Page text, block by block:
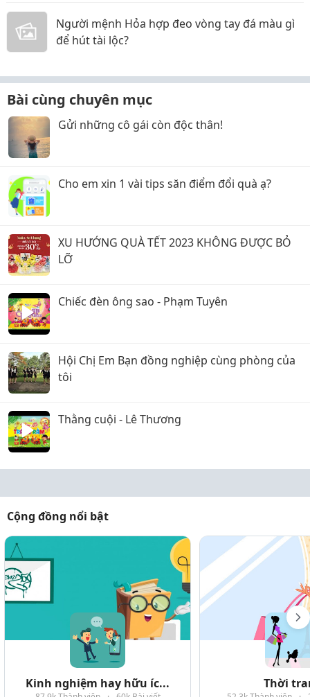
Người mệnh Hỏa hợp đeo vòng tay đá màu gì
để hút tài lộc?
Bài cùng chuyên mục
Gửi những cô gái còn độc thân!
Cho em xin 1 vài tips săn điểm đổi quà ạ?
XU HƯỚNG QUÀ TẾT 2023 KHÔNG ĐƯỢC BỎ
LỠ
Chiếc đèn ông sao - Phạm Tuyên
Hội Chị Em Bạn đồng nghiệp cùng phòng của
tôi
Thằng cuội - Lê Thương
Cộng đồng nổi bật
Kinh nghiệm hay hữu íc... Thời